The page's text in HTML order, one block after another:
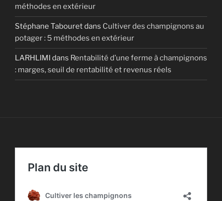
méthodes en extérieur
Stéphane Tabouretdans Cultiver des champignons au
potager : 5 méthodes en extérieur
LARHLIMI dans Rentabilité d’une ferme à champignons
: marges, seuil de rentabilité et revenus réels